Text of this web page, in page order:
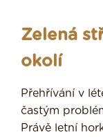
Zelená
okolí
Přehřívání v
častým
Právě letní